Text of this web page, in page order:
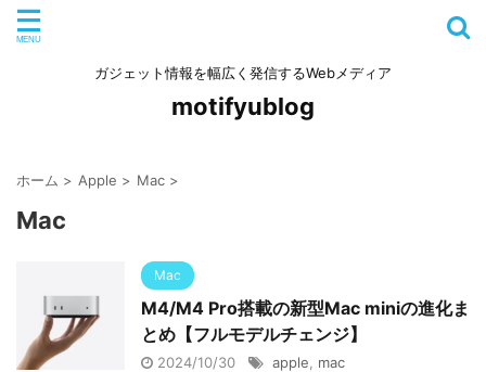
ガジェット情報を幅広く発信するWebメディア
motifyublog
ホーム > Apple > Mac >
Mac
Mac
M4/M4 Pro搭載の新型Mac miniの進化ま
とめ【フルモデルチェンジ】
2024/10/30 apple mac